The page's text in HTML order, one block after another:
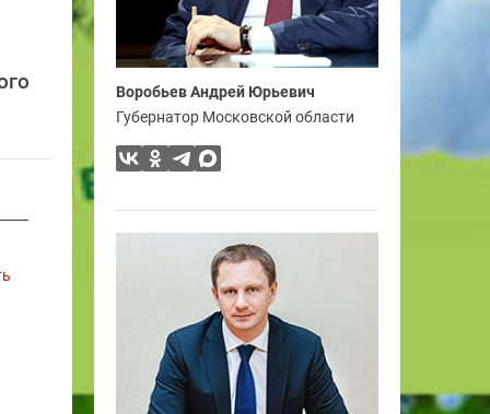
Воробьев Андрей Юрьевич
Губернатор Московской области